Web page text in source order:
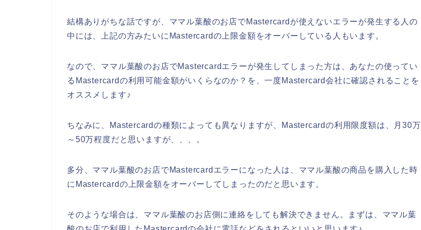
結構ありがちな話ですが、ママル葉酸のお店でMastercardが使えないエラーが発生する人の
中には、上記の方みたいにMastercardの上限金額をオーバーしている人もいます。
なので、ママル葉酸のお店でMastercardエラーが発生してしまった方は、あなたの使ってい
るMastercardの利用可能金額がいくらなのか？を、一度Mastercard会社に確認されることを
オススメします♪
ちなみに、Mastercardの種類によっても異なりますが、Mastercardの利用限度額は、月30万
～50万程度だと思いますが、、、。
多分、ママル葉酸のお店でMastercardエラーになった人は、ママル葉酸の商品を購入した時
にMastercardの上限金額をオーバーしてしまったのだと思います。
そのような場合は、ママル葉酸のお店側に連絡をしても解決できません。まずは、ママル葉